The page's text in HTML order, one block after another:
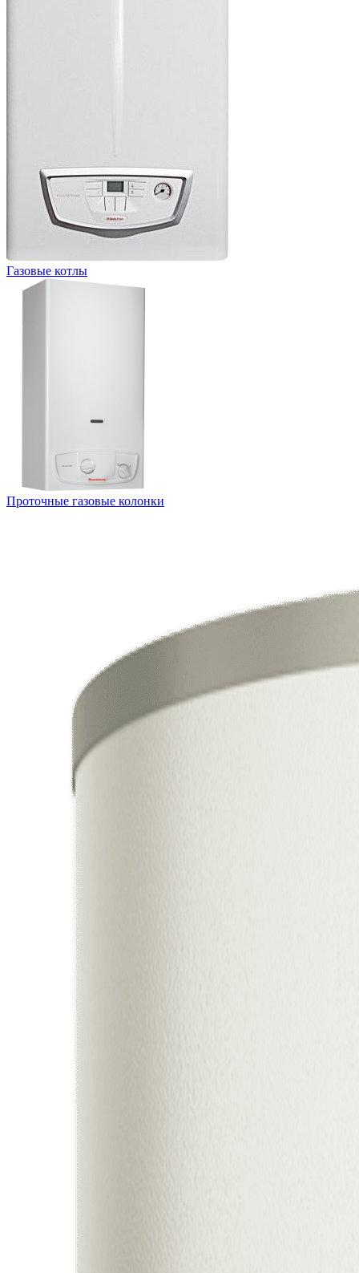
Газовые котлы
Проточные газовые колонки